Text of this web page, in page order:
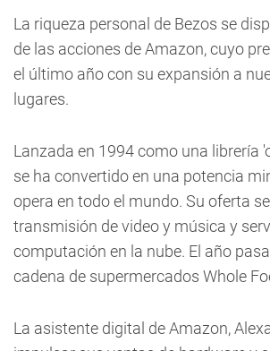
La riqueza personal de Bezos se
de las acciones de Amazon, cuyo
el último año con su expansión a
lugares.
Lanzada en 1994 como una librería
se ha convertido en una potencia
opera en todo el mundo. Su oferta
transmisión de video y música y
computación en la nube. El año
cadena de supermercados Whole
La asistente digital de Amazon,